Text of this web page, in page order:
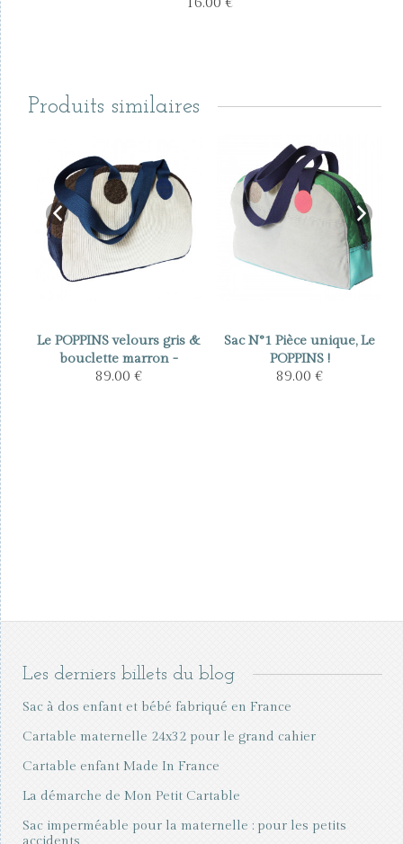
16.00 €
Produits similaires
Le POPPINS velours gris &
bouclette marron -
Nouveau !
89.00 €
Sac N°1 Pièce unique, Le
POPPINS !
89.00 €
Les derniers billets du blog
Sac à dos enfant et bébé fabriqué en France
Cartable maternelle 24x32 pour le grand cahier
Cartable enfant Made In France
La démarche de Mon Petit Cartable
Sac imperméable pour la maternelle : pour les petits
accidents